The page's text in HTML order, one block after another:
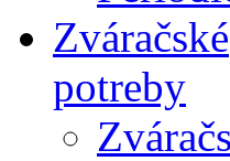
Zváračské
potreby